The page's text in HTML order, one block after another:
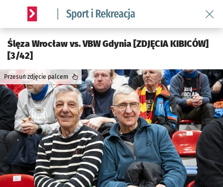
Serwis informacyjny wroclaw.pl podserwis: Sport i rekreacja
Ślęza Wrocław vs. VBW Gdynia [ZDJĘCIA KIBICÓW]
[3/42]
Przesuń zdjęcie palcem